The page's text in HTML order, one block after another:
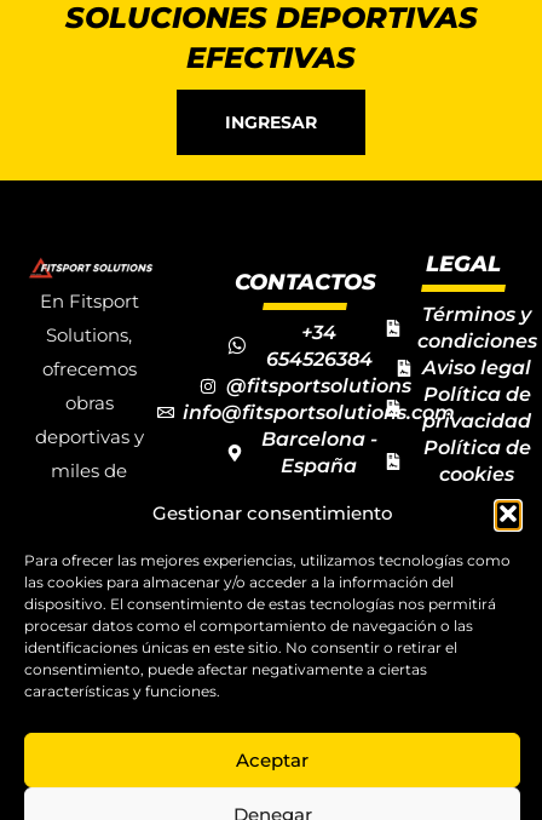
Gestionar consentimiento
Para ofrecer las mejores experiencias, utilizamos tecnologías como
las cookies para almacenar y/o acceder a la información del
dispositivo. El consentimiento de estas tecnologías nos permitirá
procesar datos como el comportamiento de navegación o las
identificaciones únicas en este sitio. No consentir o retirar el
consentimiento, puede afectar negativamente a ciertas
características y funciones.
Aceptar
Denegar
SOLUCIONES DEPORTIVAS
EFECTIVAS
INGRESAR
En Fitsport
Solutions,
ofrecemos
obras
deportivas y
miles de
deportivos
para todas las
disciplinas,
garantizando
la calidad y el
Copyright ©
CONTACTOS
+34
654526384
@fitsportsolutions
info@fitsportsolutions.com
Barcelona -
España
de contacto
LEGAL
Términos y
condiciones
Aviso legal
Política de
privacidad
Política de
cookies
Mapa del
sitio